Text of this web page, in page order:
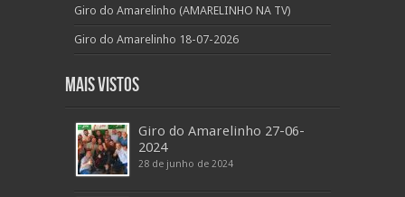
Giro do Amarelinho (AMARELINHO NA TV)
Giro do Amarelinho 18-07-2026
Mais Vistos
Giro do Amarelinho 27-06-
2024
28 de junho de 2024